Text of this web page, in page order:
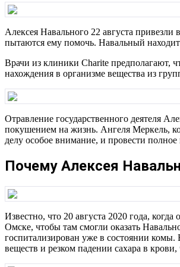
Алексея Навального 22 августа привезли
пытаются ему помочь. Навальный
Врачи из клиники Charite предполагают,
нахождения в организме вещества из
Отравление государственного деятеля
покушением на жизнь. Ангеля Меркель,
делу особое внимание, и провести
Почему Алексея
Известно, что 20 августа 2020 года,
Омске, чтобы там смогли оказать
госпитализирован уже в состоянии
веществ и резком падении сахара в